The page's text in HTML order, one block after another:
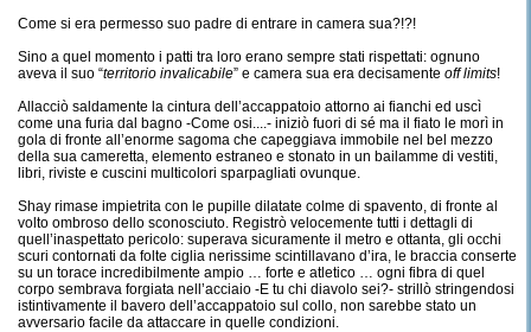
Come si era permesso suo padre di entrare in camera sua?!?!
Sino a quel momento i patti tra loro erano sempre stati rispettati: ognuno
aveva il suo “territorio invalicabile” e camera sua era decisamente off limits!
Allacciò saldamente la cintura dell’accappatoio attorno ai fianchi ed uscì
come una furia dal bagno -Come osi....- iniziò fuori di sé ma il fiato le morì in
gola di fronte all’enorme sagoma che capeggiava immobile nel bel mezzo
della sua cameretta, elemento estraneo e stonato in un bailamme di vestiti,
libri, riviste e cuscini multicolori sparpagliati ovunque.
Shay rimase impietrita con le pupille dilatate colme di spavento, di fronte al
volto ombroso dello sconosciuto. Registrò velocemente tutti i dettagli di
quell’inaspettato pericolo: superava sicuramente il metro e ottanta, gli occhi
scuri contornati da folte ciglia nerissime scintillavano d’ira, le braccia conserte
su un torace incredibilmente ampio … forte e atletico … ogni fibra di quel
corpo sembrava forgiata nell’acciaio -E tu chi diavolo sei?- strillò stringendosi
istintivamente il bavero dell’accappatoio sul collo, non sarebbe stato un
avversario facile da attaccare in quelle condizioni.